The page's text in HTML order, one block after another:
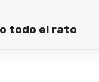
todo el rato